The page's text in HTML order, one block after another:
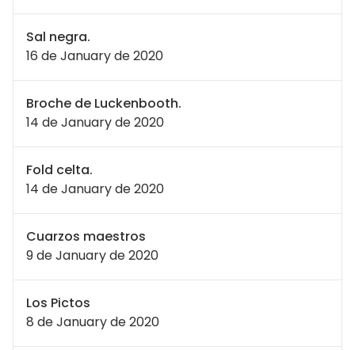
Sal negra.
16 de January de 2020
Broche de Luckenbooth.
14 de January de 2020
Fold celta.
14 de January de 2020
Cuarzos maestros
9 de January de 2020
Los Pictos
8 de January de 2020